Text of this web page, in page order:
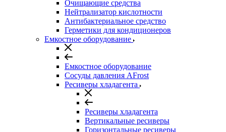
Очищающие средства
Нейтрализатор кислотности
Антибактериальное средство
Герметики для кондиционеров
Емкостное оборудование
Емкостное оборудование
Сосуды давления AFrost
Ресиверы хладагента
Ресиверы хладагента
Вертикальные ресиверы
Горизонтальные ресиверы